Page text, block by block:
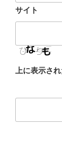
サイト
上に表示さ